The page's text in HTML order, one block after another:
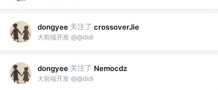
dongyee 关注了 crossoverJie
大前端开发 @@didi
dongyee 关注了 Nemocdz
大前端开发 @@didi